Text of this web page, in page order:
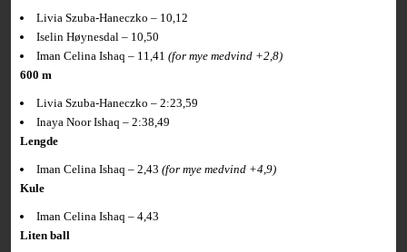
Livia Szuba-Haneczko – 10,12
Iselin Høynesdal – 10,50
Iman Celina Ishaq – 11,41(for mye medvind +2,8)
600 m
Livia Szuba-Haneczko – 2:23,59
Inaya Noor Ishaq – 2:38,49
Lengde
Iman Celina Ishaq – 2,43(for mye medvind +4,9)
Kule
Iman Celina Ishaq – 4,43
Liten ball